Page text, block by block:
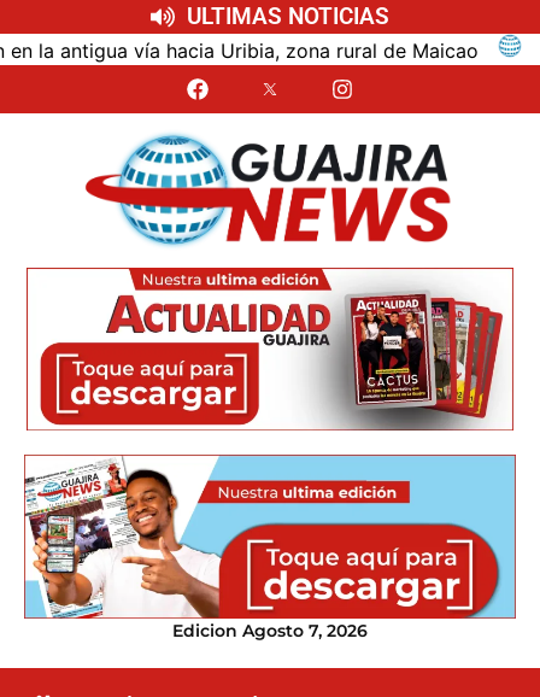
ULTIMAS NOTICIAS
vía hacia Uribia, zona rural de Maicao
Edicion Agosto 7, 2026